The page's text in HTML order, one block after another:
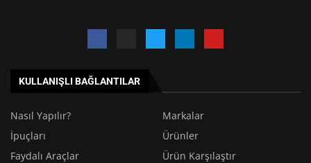
KULLANIŞLI BAĞLANTILAR
Nasıl Yapılır?
Markalar
İpuçları
Ürünler
Faydalı Araçlar
Ürün Karşılaştır